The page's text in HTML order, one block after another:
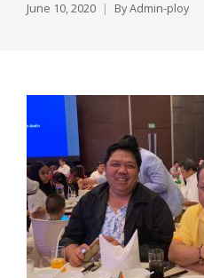
June 10, 2020 ByAdmin-ploy